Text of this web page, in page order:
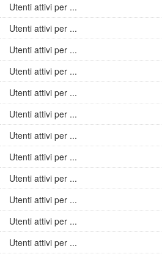
Utenti attivi per ...
Utenti attivi per ...
Utenti attivi per ...
Utenti attivi per ...
Utenti attivi per ...
Utenti attivi per ...
Utenti attivi per ...
Utenti attivi per ...
Utenti attivi per ...
Utenti attivi per ...
Utenti attivi per ...
Utenti attivi per ...